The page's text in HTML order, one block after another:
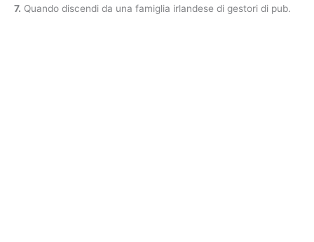
7. Quando discendi da una famiglia irlandese di gestori di pub.